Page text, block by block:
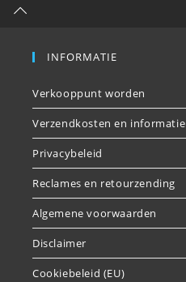
INFORMATIE
Verkooppunt worden
Verzendkosten en informatie
Privacybeleid
Reclames en retourzending
Algemene voorwaarden
Disclaimer
Cookiebeleid (EU)